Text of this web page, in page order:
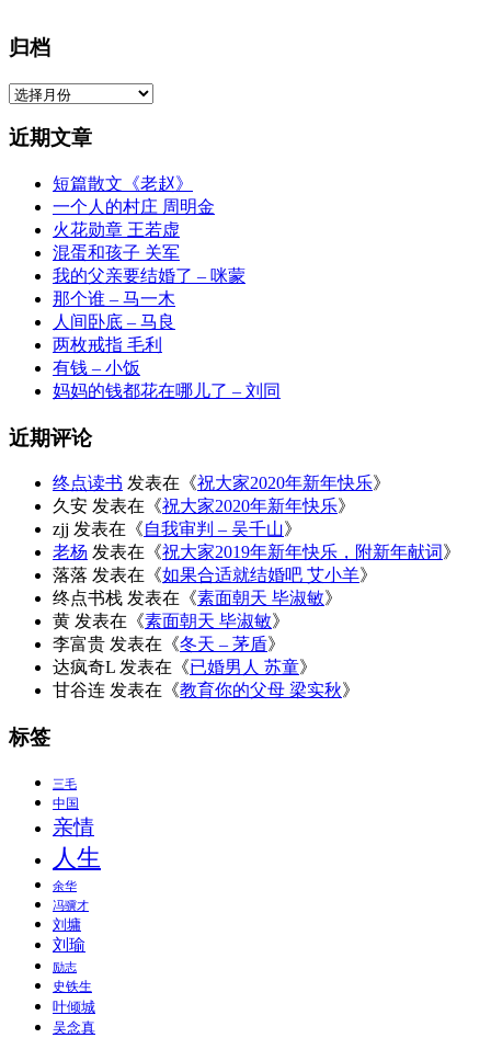
归档
归
近期文章
短篇散文《老赵》
一个人的村庄 周明金
火花勋章 王若虚
混蛋和孩子 关军
我的父亲要结婚了 – 咪蒙
那个谁 – 马一木
人间卧底 – 马良
两枚戒指 毛利
有钱 – 小饭
妈妈的钱都花在哪儿了 – 刘同
近期评论
终点读书 发表在《祝大家2020年新年快乐》
久安 发表在《祝大家2020年新年快乐》
zjj 发表在《自我审判 – 吴千山》
老杨 发表在《祝大家2019年新年快乐，附新年献词》
落落 发表在《如果合适就结婚吧 艾小羊》
终点书栈 发表在《素面朝天 毕淑敏》
黄 发表在《素面朝天 毕淑敏》
李富贵 发表在《冬天 – 茅盾》
达疯奇L 发表在《已婚男人 苏童》
甘谷连 发表在《教育你的父母 梁实秋》
标签
三毛
中国
亲情
人生
余华
冯骥才
刘墉
刘瑜
励志
史铁生
叶倾城
吴念真